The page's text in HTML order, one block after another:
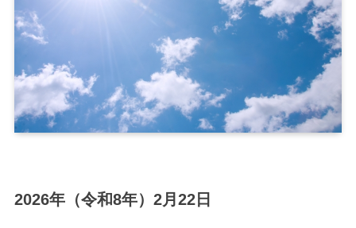
2026年（令和8年）2月22日